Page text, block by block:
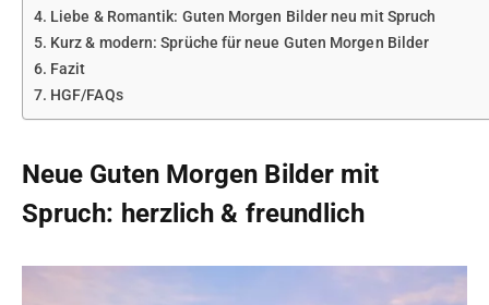
Liebe & Romantik: Guten Morgen Bilder neu mit Spruch
Kurz & modern: Sprüche für neue Guten Morgen Bilder
Fazit
HGF/FAQs
Neue Guten Morgen Bilder mit
Spruch: herzlich & freundlich